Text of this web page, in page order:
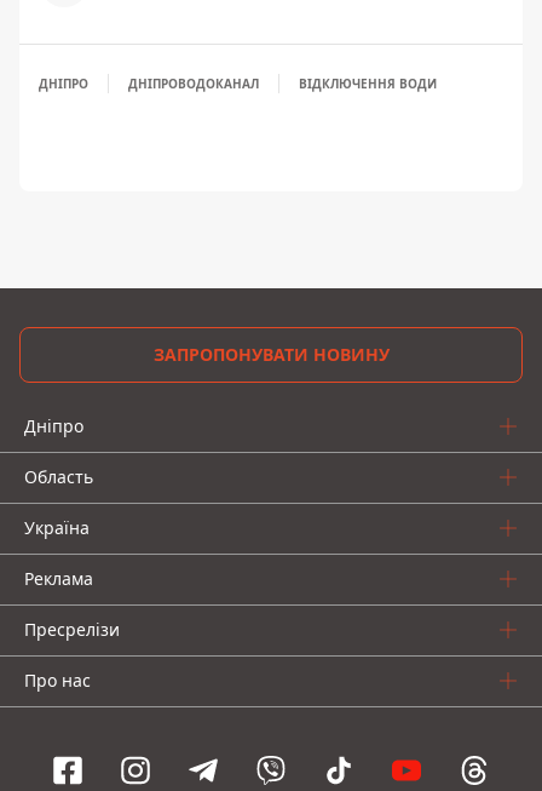
ДНІПРО ДНІПРОВОДОКАНАЛ ВІДКЛЮЧЕННЯ ВОДИ
ЗАПРОПОНУВАТИ НОВИНУ
Дніпро
Область
Україна
Реклама
Пресрелізи
Про нас